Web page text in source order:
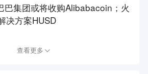
巴集团或将收购Alibabacoin；火
决方案HUSD
查看更多